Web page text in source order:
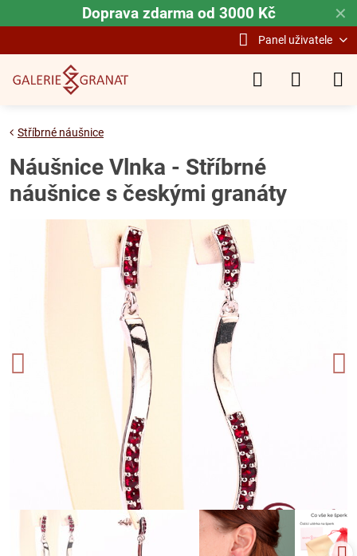
✕
Doprava zdarma od 3000 Kč
Panel uživatele
Stříbrné náušnice
Náušnice Vlnka - Stříbrné
náušnice s českými granáty